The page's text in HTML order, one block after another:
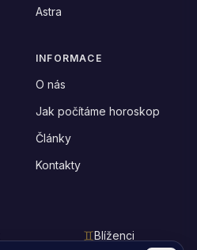
Astra
INFORMACE
O nás
Jak počítáme horoskop
Články
Kontakty
Blíženci